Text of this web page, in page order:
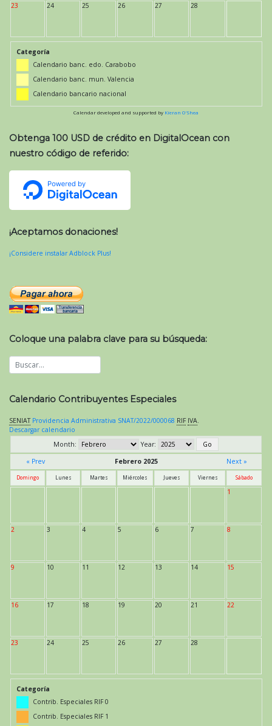
23 24 25 26 27 28
Categoría
Calendario banc. edo. Carabobo
Calendario banc. mun. Valencia
Calendario bancario nacional
Calendar developed and supported by Kieran O'Shea
Obtenga 100 USD de crédito en DigitalOcean con
nuestro código de referido:
¡Aceptamos donaciones!
¡Considere instalar Adblock Plus!
Coloque una palabra clave para su búsqueda:
Calendario Contribuyentes Especiales
SENIAT Providencia Administrativa SNAT/2022/000068 RIF IVA
Descargar calendario
Month:
Year:
« Prev
Febrero 2025 Next »
Domingo Lunes Martes Miércoles Jueves Viernes Sábado
1
2 3 4 5 6 7 8
9 10 11 12 13 14 15
16 17 18 19 20 21 22
23 24 25 26 27 28
Categoría
Contrib. Especiales RIF 0
Contrib. Especiales RIF 1